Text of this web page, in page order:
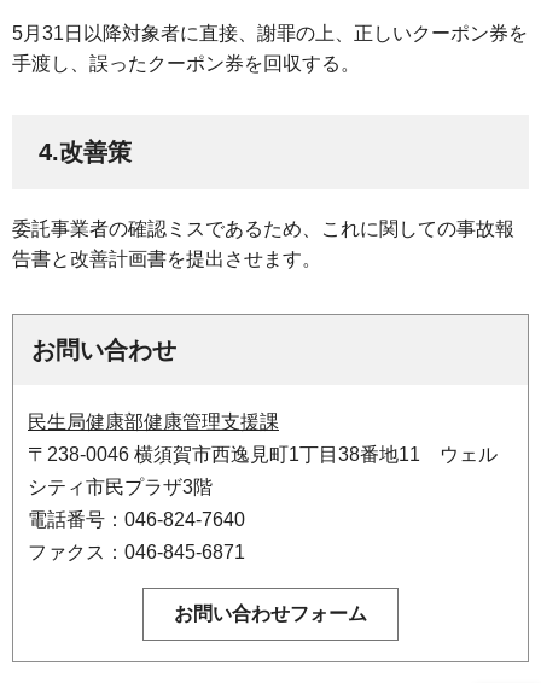
5月31日以降対象者に直接、謝罪の上、正しいクーポン券を
手渡し、誤ったクーポン券を回収する。
4.改善策
委託事業者の確認ミスであるため、これに関しての事故報
告書と改善計画書を提出させます。
お問い合わせ
民生局健康部健康管理支援課
〒238-0046 横須賀市西逸見町1丁目38番地11 ウェル
シティ市民プラザ3階
電話番号：046-824-7640
ファクス：046-845-6871